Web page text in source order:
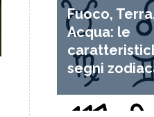
Fuoco,
Acqua: le
segni